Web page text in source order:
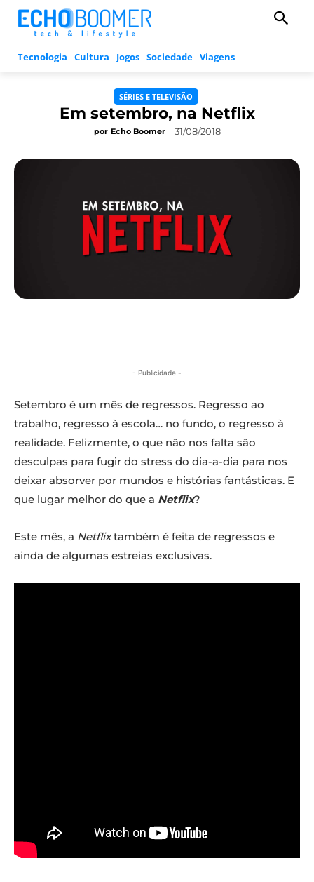
Tecnologia Cultura Jogos Sociedade Viagens
SÉRIES E TELEVISÃO
Em setembro, na Netflix
por Echo Boomer 31/08/2018
- Publicidade -
Setembro é um mês de regressos. Regresso ao
trabalho, regresso à escola… no fundo, o regresso à
realidade. Felizmente, o que não nos falta são
desculpas para fugir do stress do dia-a-dia para nos
deixar absorver por mundos e histórias fantásticas. E
que lugar melhor do que a Netflix?
Este mês, a Netflixtambém é feita de regressos e
ainda de algumas estreias exclusivas.